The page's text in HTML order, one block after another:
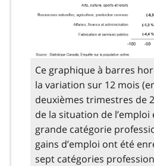
Ce graphique à barres
la variation sur 12 mois
deuxièmes trimestres de
de la situation de
grande catégorie
gains d’emploi ont été
sept catégories